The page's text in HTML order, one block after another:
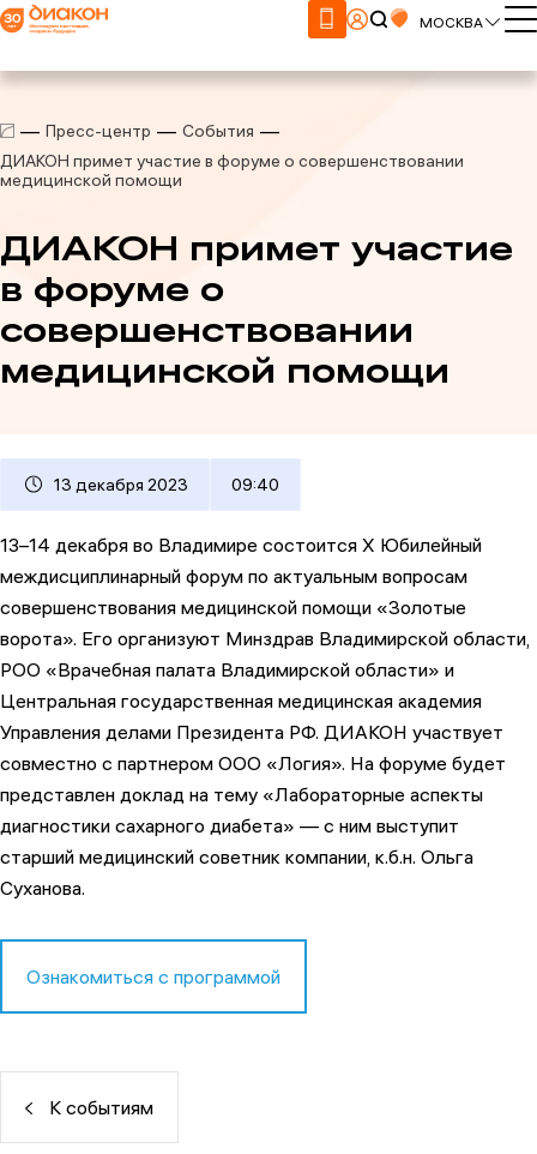
МОСКВА
Пресс-центр
События
ДИАКОН примет участие в форуме о совершенствовании
медицинской помощи
ДИАКОН примет участие
в форуме о
совершенствовании
медицинской помощи
13 декабря 2023 09:40
13–14 декабря во Владимире состоится X Юбилейный
междисциплинарный форум по актуальным вопросам
совершенствования медицинской помощи «Золотые
ворота». Его организуют Минздрав Владимирской области,
РОО «Врачебная палата Владимирской области» и
Центральная государственная медицинская академия
Управления делами Президента РФ. ДИАКОН участвует
совместно с партнером ООО «Логия». На форуме будет
представлен доклад на тему «Лабораторные аспекты
диагностики сахарного диабета» — с ним выступит
старший медицинский советник компании, к.б.н. Ольга
Суханова.
Ознакомиться с программой
К событиям